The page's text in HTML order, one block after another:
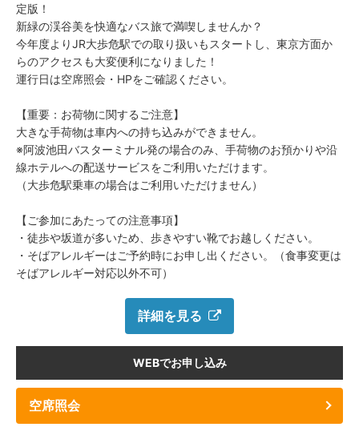
定版！
新緑の渓谷美を快適なバス旅で満喫しませんか？
今年度よりJR大歩危駅での取り扱いもスタートし、東京方面か
らのアクセスも大変便利になりました！
運行日は空席照会・HPをご確認ください。
【重要：お荷物に関するご注意】
大きな手荷物は車内への持ち込みができません。
※阿波池田バスターミナル発の場合のみ、手荷物のお預かりや沿
線ホテルへの配送サービスをご利用いただけます。
（大歩危駅乗車の場合はご利用いただけません）
【ご参加にあたっての注意事項】
・徒歩や坂道が多いため、歩きやすい靴でお越しください。
・そばアレルギーはご予約時にお申し出ください。（食事変更は
そばアレルギー対応以外不可）
詳細を見る
WEBでお申し込み
空席照会